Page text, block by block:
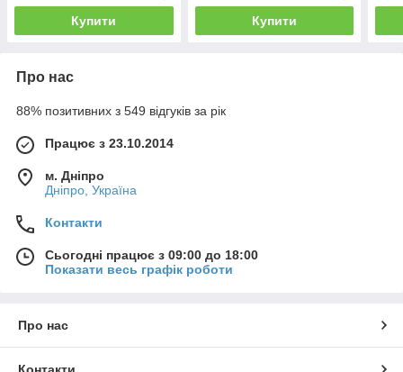
Купити Купити
Про нас
88% позитивних з 549 відгуків за рік
Працює з 23.10.2014
м. Дніпро
Дніпро, Україна
Контакти
Сьогодні працює з 09:00 до 18:00
Показати весь графік роботи
Про нас